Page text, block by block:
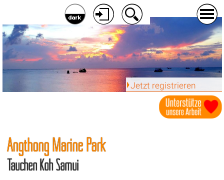
Jetzt registrieren
Angthong Marine Park
Tauchen Koh Samui